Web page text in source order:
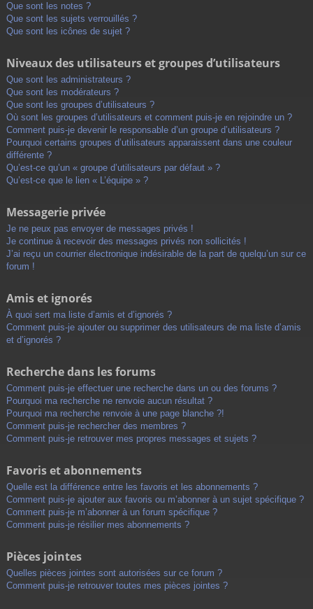
Que sont les notes ?
Que sont les sujets verrouillés ?
Que sont les icônes de sujet ?
Niveaux des utilisateurs et groupes d’utilisateurs
Que sont les administrateurs ?
Que sont les modérateurs ?
Que sont les groupes d’utilisateurs ?
Où sont les groupes d’utilisateurs et comment puis-je en rejoindre un ?
Comment puis-je devenir le responsable d’un groupe d’utilisateurs ?
Pourquoi certains groupes d’utilisateurs apparaissent dans une couleur
différente ?
Qu’est-ce qu’un « groupe d’utilisateurs par défaut » ?
Qu’est-ce que le lien « L’équipe » ?
Messagerie privée
Je ne peux pas envoyer de messages privés !
Je continue à recevoir des messages privés non sollicités !
J’ai reçu un courrier électronique indésirable de la part de quelqu’un sur ce
forum !
Amis et ignorés
À quoi sert ma liste d’amis et d’ignorés ?
Comment puis-je ajouter ou supprimer des utilisateurs de ma liste d’amis
et d’ignorés ?
Recherche dans les forums
Comment puis-je effectuer une recherche dans un ou des forums ?
Pourquoi ma recherche ne renvoie aucun résultat ?
Pourquoi ma recherche renvoie à une page blanche ?!
Comment puis-je rechercher des membres ?
Comment puis-je retrouver mes propres messages et sujets ?
Favoris et abonnements
Quelle est la différence entre les favoris et les abonnements ?
Comment puis-je ajouter aux favoris ou m’abonner à un sujet spécifique ?
Comment puis-je m’abonner à un forum spécifique ?
Comment puis-je résilier mes abonnements ?
Pièces jointes
Quelles pièces jointes sont autorisées sur ce forum ?
Comment puis-je retrouver toutes mes pièces jointes ?